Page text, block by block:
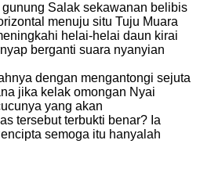
Salak sekawanan belibis
menuju situ Tuju Muara
helai-helai daun kirai
berganti suara nyanyian
dengan mengantongi sejuta
jika kelak omongan Nyai
yang akan
tersebut terbukti benar? Ia
semoga itu hanyalah